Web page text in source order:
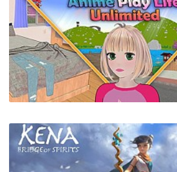
Concept Destruction